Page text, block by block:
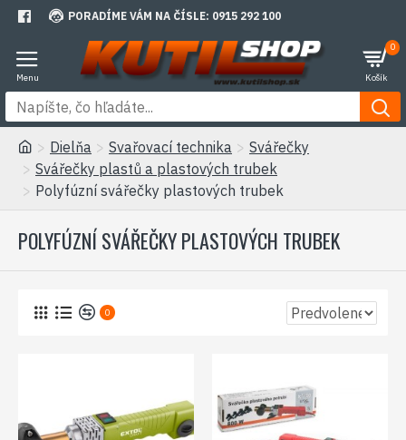
PORADÍME VÁM NA ČÍSLE: 0915 292 100
0
Dielňa Svařovací technika
Svářečky
Svářečky plastů a plastových trubek
Polyfúzní svářečky plastových trubek
POLYFÚZNÍ SVÁŘEČKY PLASTOVÝCH TRUBEK
0